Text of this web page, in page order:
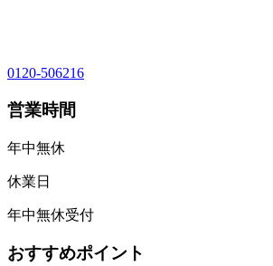
0120-506216
営業時間
年中無休
休業日
年中無休受付
おすすめポイント